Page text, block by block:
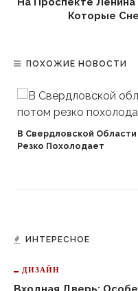
Которые
ПОХОЖИЕ НОВОСТИ
В Свердловской
Резко Похолодает
ИНТЕРЕСНОЕ
ДИЗАЙН
Входная Дверь: